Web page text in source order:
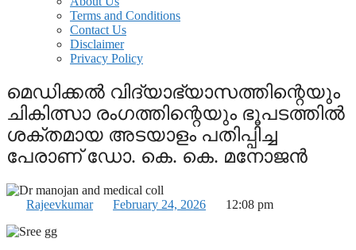
Terms and Conditions
Contact Us
Disclaimer
Privacy Policy
മെഡിക്കൽ വിദ്യാഭ്യാസത്തിന്റെയും
ചികിത്സാ രംഗത്തിന്റെയും ഭൂപടത്തിൽ
ശക്തമായ അടയാളം പതിപ്പിച്ച
പേരാണ് ഡോ. കെ. കെ. മനോജൻ
Rajeevkumar February 24, 2026 12:08 pm